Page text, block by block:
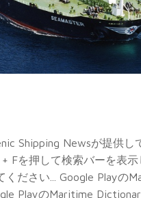
Shipping Newsが提供し
Fを押して検索バーを表示
ください... Google Playの
PlayのMaritime